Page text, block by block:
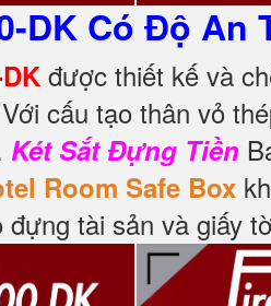
DK Có Độ An
được thiết kế và
Với cấu tạo thân vỏ
Két Sắt Đựng Tiền
Room Safe Box
tài sản và giấy